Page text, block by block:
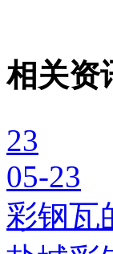
相关资
23
05-23
彩钢瓦